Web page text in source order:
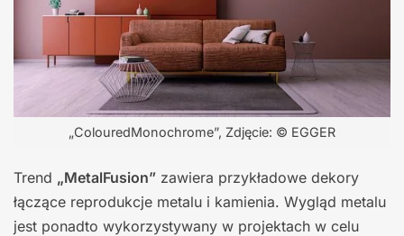
„ColouredMonochrome”, Zdjęcie: © EGGER
Trend „MetalFusion” zawiera przykładowe dekory
łączące reprodukcje metalu i kamienia. Wygląd metalu
jest ponadto wykorzystywany w projektach w celu